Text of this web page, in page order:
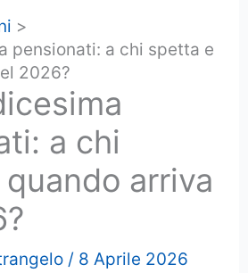
pensionati: a chi spetta e
2026?
a chi
arriva
/ 8 Aprile 2026